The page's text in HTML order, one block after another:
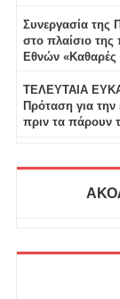
Συνεργασία της
στο πλαίσιο
Εθνών
ΤΕΛΕΥΤΑΙΑ
Πρόταση για
πριν τα πάρουν